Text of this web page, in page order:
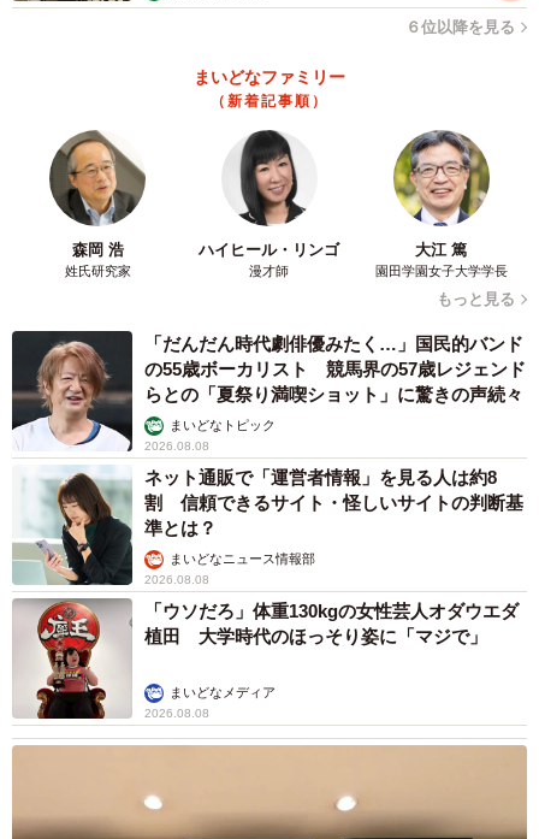
ソニー損害保険株式会社
６位以降を見る
まいどなファミリー
（新着記事順）
森岡 浩
姓氏研究家
ハイヒール・リンゴ
漫才師
大江 篤
園田学園女子大学学長
もっと見る
「だんだん時代劇俳優みたく…」国民的バンド
の55歳ボーカリスト 競馬界の57歳レジェンド
らとの「夏祭り満喫ショット」に驚きの声続々
まいどなトピック
2026.08.08
ネット通販で「運営者情報」を見る人は約8
割 信頼できるサイト・怪しいサイトの判断基
準とは？
まいどなニュース情報部
2026.08.08
「ウソだろ」体重130kgの女性芸人オダウエダ
植田 大学時代のほっそり姿に「マジで」
まいどなメディア
2026.08.08